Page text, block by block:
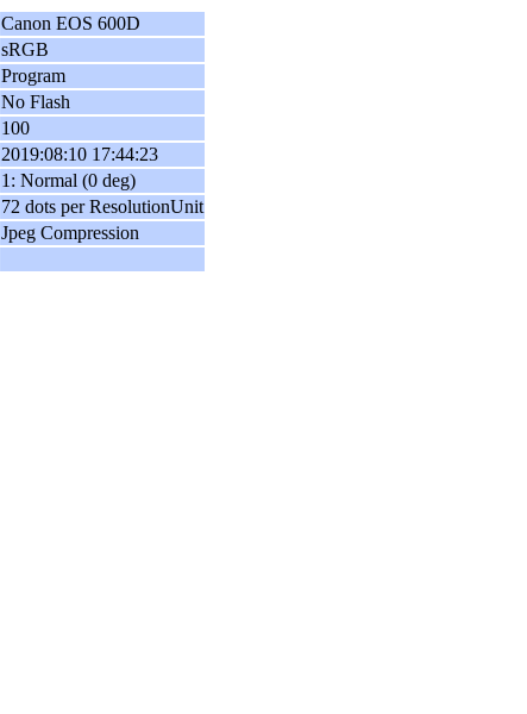
Canon EOS 600D
sRGB
Program
No Flash
100
2019:08:10 17:44:23
1: Normal (0 deg)
72 dots per ResolutionUnit
Jpeg Compression